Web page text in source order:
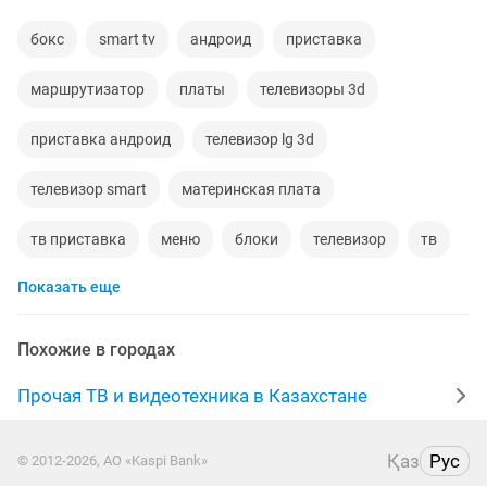
бокс smart tv андроид приставка
маршрутизатор платы телевизоры 3d
приставка андроид телевизор lg 3d
телевизор smart материнская плата
тв приставка меню блоки телевизор тв
pro тв бокс
переходник экраны на телевизор
Показать еще
Похожие в городах
Прочая ТВ и видеотехника в Казахстане
© 2012-2026, АО «Kaspi Bank» Қаз Рус